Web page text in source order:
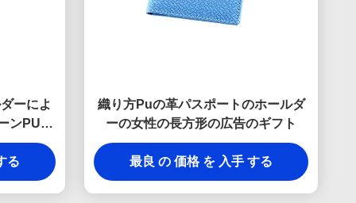
ーによ
ンPUの
る
織り方Puの革パスポートのホールダ
ーの女性の長方形の広告のギフト
最良 の 価格 を 入手 する